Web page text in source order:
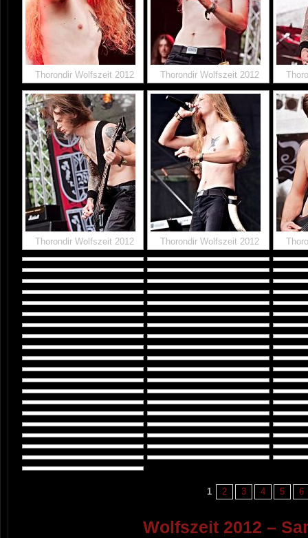
Thorondir Wolfszeit 2012 Thorondir Wolfszeit 2012
Thorondir Wolfszeit 2012 Thorondir Wolfszeit 2012
1 2 3 4 5 6
Wolfszeit 2012 –